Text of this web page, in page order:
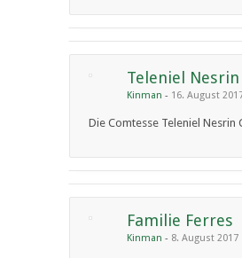
Teleniel Nesrin
Kinman 16. August
Die Comtesse Teleniel Nesrin
Familie Ferres
Kinman 8. August 2017